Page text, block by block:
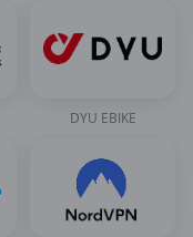
DYU EBIKE